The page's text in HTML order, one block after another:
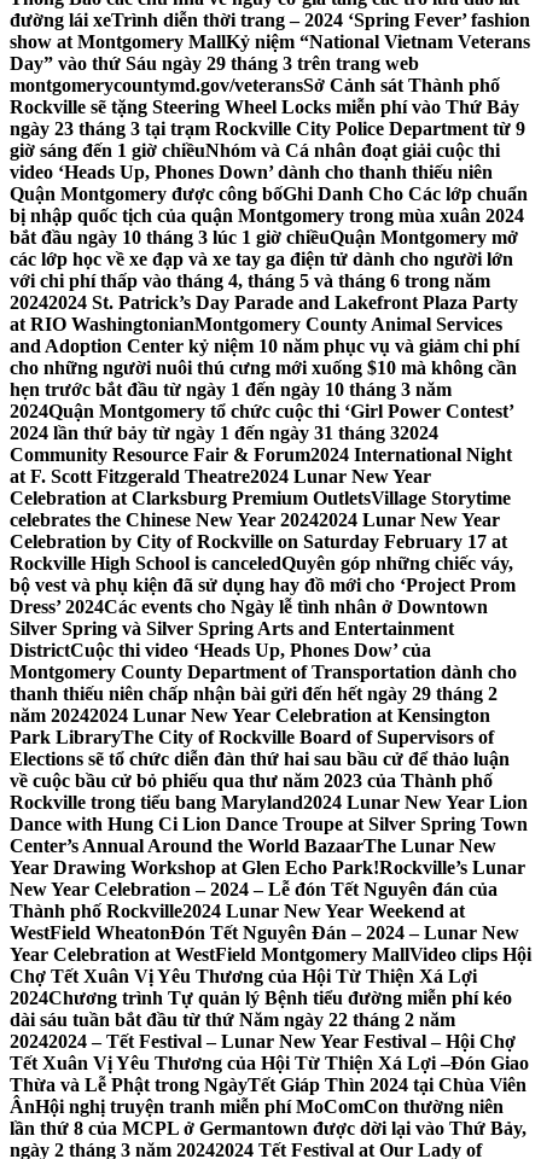
đường lái xeTrình diễn thời trang – 2024 ‘Spring Fever’ fashion
show at Montgomery MallKỷ niệm “National Vietnam Veterans
Day” vào thứ Sáu ngày 29 tháng 3 trên trang web
montgomerycountymd.gov/veteransSở Cảnh sát Thành phố
Rockville sẽ tặng Steering Wheel Locks miễn phí vào Thứ Bảy
ngày 23 tháng 3 tại trạm Rockville City Police Department từ 9
giờ sáng đến 1 giờ chiềuNhóm và Cá nhân đoạt giải cuộc thi
video ‘Heads Up, Phones Down’ dành cho thanh thiếu niên
Quận Montgomery được công bốGhi Danh Cho Các lớp chuẩn
bị nhập quốc tịch của quận Montgomery trong mùa xuân 2024
bắt đầu ngày 10 tháng 3 lúc 1 giờ chiềuQuận Montgomery mở
các lớp học về xe đạp và xe tay ga điện tử dành cho người lớn
với chi phí thấp vào tháng 4, tháng 5 và tháng 6 trong năm
20242024 St. Patrick’s Day Parade and Lakefront Plaza Party
at RIO WashingtonianMontgomery County Animal Services
and Adoption Center kỷ niệm 10 năm phục vụ và giảm chi phí
cho những người nuôi thú cưng mới xuống $10 mà không cần
hẹn trước bắt đầu từ ngày 1 đến ngày 10 tháng 3 năm
2024Quận Montgomery tổ chức cuộc thi ‘Girl Power Contest’
2024 lần thứ bảy từ ngày 1 đến ngày 31 tháng 32024
Community Resource Fair & Forum2024 International Night
at F. Scott Fitzgerald Theatre2024 Lunar New Year
Celebration at Clarksburg Premium OutletsVillage Storytime
celebrates the Chinese New Year 20242024 Lunar New Year
Celebration by City of Rockville on Saturday February 17 at
Rockville High School is canceledQuyên góp những chiếc váy,
bộ vest và phụ kiện đã sử dụng hay đồ mới cho ‘Project Prom
Dress’ 2024Các events cho Ngày lễ tình nhân ở Downtown
Silver Spring và Silver Spring Arts and Entertainment
DistrictCuộc thi video ‘Heads Up, Phones Dow’ của
Montgomery County Department of Transportation dành cho
thanh thiếu niên chấp nhận bài gửi đến hết ngày 29 tháng 2
năm 20242024 Lunar New Year Celebration at Kensington
Park LibraryThe City of Rockville Board of Supervisors of
Elections sẽ tổ chức diễn đàn thứ hai sau bầu cử để thảo luận
về cuộc bầu cử bỏ phiếu qua thư năm 2023 của Thành phố
Rockville trong tiểu bang Maryland2024 Lunar New Year Lion
Dance with Hung Ci Lion Dance Troupe at Silver Spring Town
Center’s Annual Around the World BazaarThe Lunar New
Year Drawing Workshop at Glen Echo Park!Rockville’s Lunar
New Year Celebration – 2024 – Lễ đón Tết Nguyên đán của
Thành phố Rockville2024 Lunar New Year Weekend at
WestField WheatonĐón Tết Nguyên Đán – 2024 – Lunar New
Year Celebration at WestField Montgomery MallVideo clips Hội
Chợ Tết Xuân Vị Yêu Thương của Hội Từ Thiện Xá Lợi
2024Chương trình Tự quản lý Bệnh tiểu đường miễn phí kéo
dài sáu tuần bắt đầu từ thứ Năm ngày 22 tháng 2 năm
20242024 – Tết Festival – Lunar New Year Festival – Hội Chợ
Tết Xuân Vị Yêu Thương của Hội Từ Thiện Xá Lợi –Đón Giao
Thừa và Lễ Phật trong NgàyTết Giáp Thìn 2024 tại Chùa Viên
ÂnHội nghị truyện tranh miễn phí MoComCon thường niên
lần thứ 8 của MCPL ở Germantown được dời lại vào Thứ Bảy,
ngày 2 tháng 3 năm 20242024 Tết Festival at Our Lady of